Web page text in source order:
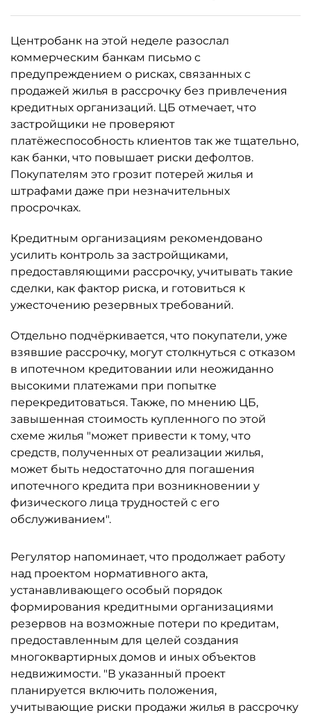
Центробанк на этой неделе разослал
коммерческим банкам письмо с
предупреждением о рисках, связанных с
продажей жилья в рассрочку без привлечения
кредитных организаций. ЦБ отмечает, что
застройщики не проверяют
платёжеспособность клиентов так же тщательно,
как банки, что повышает риски дефолтов.
Покупателям это грозит потерей жилья и
штрафами даже при незначительных
просрочках.
Кредитным организациям рекомендовано
усилить контроль за застройщиками,
предоставляющими рассрочку, учитывать такие
сделки, как фактор риска, и готовиться к
ужесточению резервных требований.
Отдельно подчёркивается, что покупатели, уже
взявшие рассрочку, могут столкнуться с отказом
в ипотечном кредитовании или неожиданно
высокими платежами при попытке
перекредитоваться. Также, по мнению ЦБ,
завышенная стоимость купленного по этой
схеме жилья "может привести к тому, что
средств, полученных от реализации жилья,
может быть недостаточно для погашения
ипотечного кредита при возникновении у
физического лица трудностей с его
обслуживанием".
Регулятор напоминает, что продолжает работу
над проектом нормативного акта,
устанавливающего особый порядок
формирования кредитными организациями
резервов на возможные потери по кредитам,
предоставленным для целей создания
многоквартирных домов и иных объектов
недвижимости. "В указанный проект
планируется включить положения,
учитывающие риски продажи жилья в рассрочку